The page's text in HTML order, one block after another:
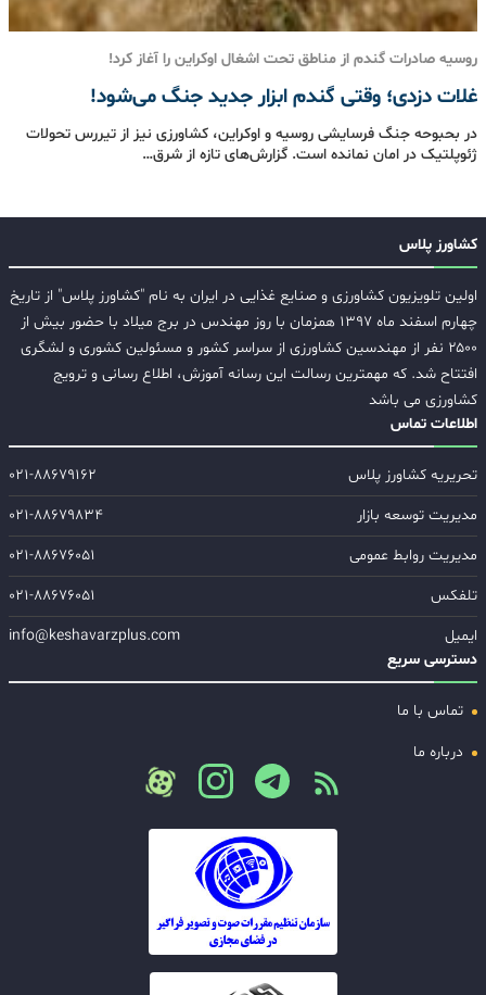
روسیه صادرات گندم از مناطق تحت اشغال اوکراین را آغاز کرد!
غلات دزدی؛ وقتی گندم ابزار جدید جنگ می‌شود!
در بحبوحه جنگ فرسایشی روسیه و اوکراین، کشاورزی نیز از تیررس تحولات
ژئوپلتیک در امان نمانده است. گزارش‌های تازه از شرق…
کشاورز پلاس
اولین تلویزیون کشاورزی و صنایع غذایی در ایران به نام "کشاورز پلاس" از تاریخ
چهارم اسفند ماه ۱۳۹۷ همزمان با روز مهندس در برج میلاد با حضور بیش از
۲۵۰۰ نفر از مهندسین کشاورزی از سراسر کشور و مسئولین کشوری و لشگری
افتتاح شد. که مهمترین رسالت این رسانه آموزش، اطلاع رسانی و ترویج
کشاورزی می باشد
اطلاعات تماس
تحریریه کشاورز پلاس
۰۲۱-۸۸۶۷۹۱۶۲
مدیریت توسعه بازار
۰۲۱-۸۸۶۷۹۸۳۴
مدیریت روابط عمومی
۰۲۱-۸۸۶۷۶۰۵۱
تلفکس
۰۲۱-۸۸۶۷۶۰۵۱
ایمیل
info@keshavarzplus.com
دسترسی سریع
تماس با ما
درباره ما